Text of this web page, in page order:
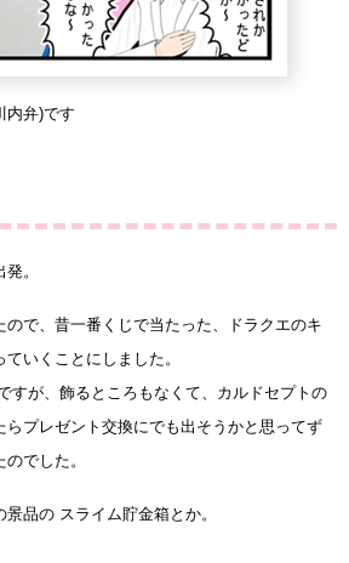
内弁)です
。
で、昔一番くじで当たった、ドラクエのキ
いくことにしました。
すが、飾るところもなくて、カルドセプトの
らプレゼント交換にでも出そうかと思ってず
でした。
品の スライム貯金箱とか。